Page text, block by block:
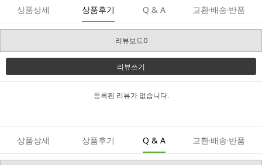
상품상세 상품후기 Q & A 교환·배송·반품
리뷰보드0
리뷰쓰기
등록된 리뷰가 없습니다.
상품상세 상품후기 Q & A 교환·배송·반품